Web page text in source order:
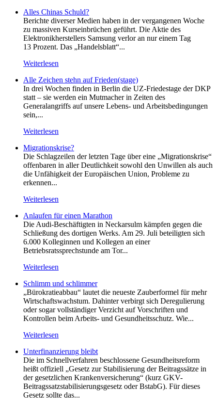
Alles Chinas Schuld?
Berichte diverser Medien haben in der vergangenen Woche
zu massiven Kurseinbrüchen geführt. Die Aktie des
Elektronikherstellers Samsung verlor an nur einem Tag
13 Prozent. Das „Handelsblatt“...
Weiterlesen
Alle Zeichen stehn auf Frieden(stage)
In drei Wochen finden in Berlin die UZ-Friedestage der DKP
statt – sie werden ein Mutmacher in Zeiten des
Generalangriffs auf unsere Lebens- und Arbeitsbedingungen
sein,...
Weiterlesen
Migrationskrise?
Die Schlagzeilen der letzten Tage über eine „Migrationskrise“
offenbaren in aller Deutlichkeit sowohl den Unwillen als auch
die Unfähigkeit der Europäischen Union, Probleme zu
erkennen...
Weiterlesen
Anlaufen für einen Marathon
Die Audi-Beschäftigten in Neckarsulm kämpfen gegen die
Schließung des dortigen Werks. Am 29. Juli beteiligten sich
6.000 Kolleginnen und Kollegen an einer
Betriebsratssprechstunde am Tor...
Weiterlesen
Schlimm und schlimmer
„Bürokratieabbau“ lautet die neueste Zauberformel für mehr
Wirtschaftswachstum. Dahinter verbirgt sich Deregulierung
oder sogar vollständiger Verzicht auf Vorschriften und
Kontrollen beim Arbeits- und Gesundheitsschutz. Wie...
Weiterlesen
Unterfinanzierung bleibt
Die im Schnellverfahren beschlossene Gesundheitsreform
heißt offiziell „Gesetz zur Stabilisierung der Beitragssätze in
der gesetzlichen Krankenversicherung“ (kurz GKV-
Beitragssatzstabilisierungsgesetz oder BstabG). Für dieses
Gesetz sollte das...